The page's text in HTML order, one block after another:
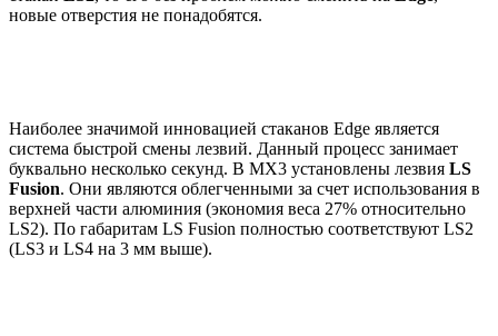
новые отверстия не понадобятся.
Наиболее значимой инновацией стаканов Edge является
система быстрой смены лезвий. Данный процесс занимает
буквально несколько секунд. В МХ3 установлены лезвия LS
Fusion. Они являются облегченными за счет использования в
верхней части алюминия (экономия веса 27% относительно
LS2). По габаритам LS Fusion полностью соответствуют LS2
(LS3 и LS4 на 3 мм выше).